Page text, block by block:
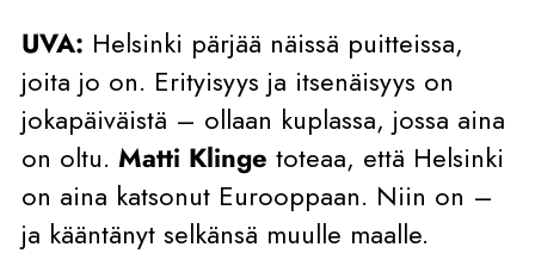
UVA: Helsinki pärjää näissä puitteissa,
joita jo on. Erityisyys ja itsenäisyys on
jokapäiväistä – ollaan kuplassa, jossa aina
on oltu. Matti Klinge toteaa, että Helsinki
on aina katsonut Eurooppaan. Niin on –
ja kääntänyt selkänsä muulle maalle.